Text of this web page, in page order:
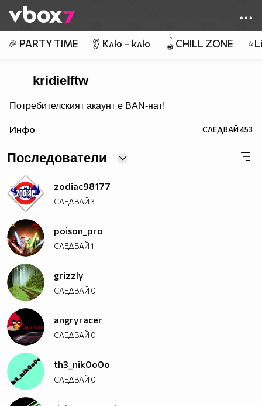
👾
🎉 PARTY TIME 👂 Клю – клю 🪀CHILL ZONE
kridielftw
Потребителският акаунт е BAN-нат!
Инфо СЛЕДВАЙ453
Последователи
zodiac98177
СЛЕДВАЙ3
poison_pro
СЛЕДВАЙ1
grizzly
СЛЕДВАЙ 0
angryracer
СЛЕДВАЙ 0
th3_nik0o0o
СЛЕДВАЙ 0